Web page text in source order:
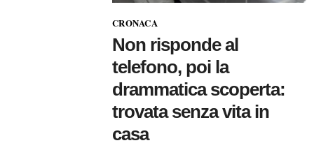
CRONACA
Non risponde al
telefono, poi la
drammatica scoperta:
trovata senza vita in
casa